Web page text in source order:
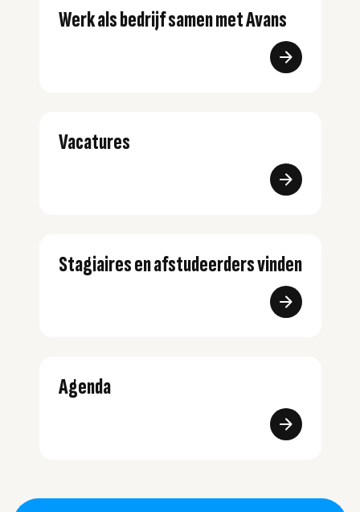
Werk als bedrijf samen met Avans
Vacatures
Stagiaires en afstudeerders vinden
Agenda